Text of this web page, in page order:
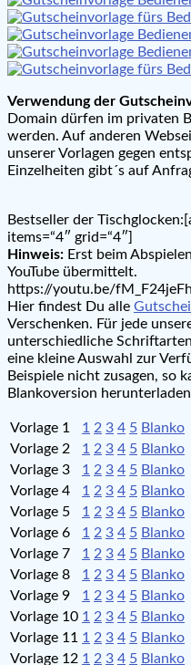
Verwendung der
Domain dürfen im privaten
werden. Auf anderen
unserer Vorlagen gegen
Einzelheiten gibt´s auf
Bestseller der
items=“4″ grid=“4″]
Hinweis: Erst beim
YouTube übermittelt.
https://youtu.be/
Hier findest Du alle
Verschenken. Für jede
unterschiedliche
eine kleine Auswahl zur
Beispiele nicht zusagen, so
Blankoversion
Vorlage 1 1 2 3 4 5 Blanko
Vorlage 2
1 2 3 4 5 Blanko
Vorlage 3
1 2 3 4 5 Blanko
Vorlage 4
1 2 3 4 5 Blanko
Vorlage 5
1 2 3 4 5 Blanko
Vorlage 6
1 2 3 4 5 Blanko
Vorlage 7
1 2 3 4 5 Blanko
Vorlage 8
1 2 3 4 5 Blanko
Vorlage 9
1 2 3 4 5 Blanko
Vorlage 10 1 2 3 4 5 Blanko
Vorlage 11 1 2 3 4 5 Blanko
Vorlage 12 1 2 3 4 5 Blanko